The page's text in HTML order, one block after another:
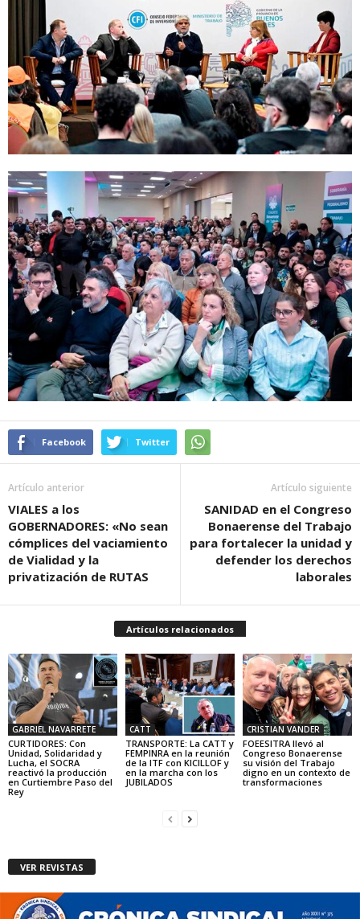
Facebook Twitter
Artículo anterior
VIALES a los
GOBERNADORES: «No sean
cómplices del vaciamiento
de Vialidad y la
privatización de RUTAS
Artículo siguiente
SANIDAD en el Congreso
Bonaerense del Trabajo
para fortalecer la unidad y
defender los derechos
laborales
Artículos relacionados
GABRIEL NAVARRETE
CURTIDORES: Con
Unidad, Solidaridad y
Lucha, el SOCRA
reactivó la producción
en Curtiembre Paso del
Rey
CATT
TRANSPORTE: La CATT y
FEMPINRA en la reunión
de la ITF con KICILLOF y
en la marcha con los
JUBILADOS
CRISTIAN VANDER
FOEESITRA llevó al
Congreso Bonaerense
su visión del Trabajo
digno en un contexto de
transformaciones
VER REVISTAS